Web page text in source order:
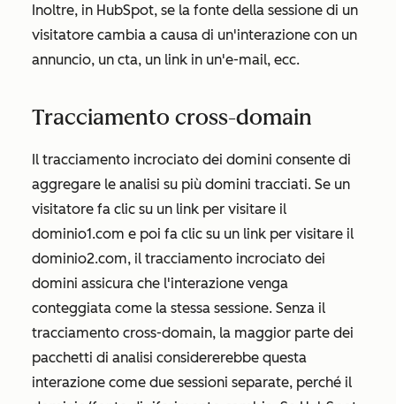
Inoltre, in HubSpot, se la fonte della sessione di un
visitatore cambia a causa di un'interazione con un
annuncio, un cta, un link in un'e-mail, ecc.
Tracciamento cross-domain
Il tracciamento incrociato dei domini consente di
aggregare le analisi su più domini tracciati. Se un
visitatore fa clic su un link per visitare il
dominio1.com e poi fa clic su un link per visitare il
dominio2.com, il tracciamento incrociato dei
domini assicura che l'interazione venga
conteggiata come la stessa sessione. Senza il
tracciamento cross-domain, la maggior parte dei
pacchetti di analisi considererebbe questa
interazione come due sessioni separate, perché il